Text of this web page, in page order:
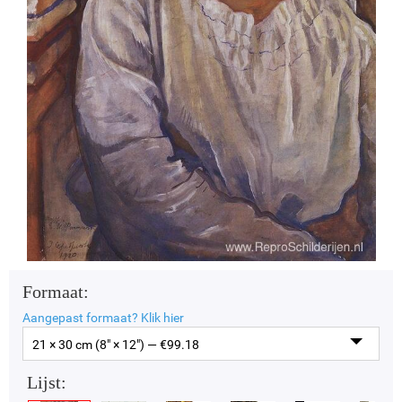
Formaat:
Aangepast formaat? Klik hier
21 × 30 cm (8" × 12") — €99.18
Lijst: